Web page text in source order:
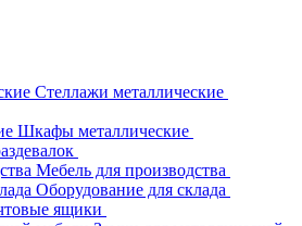
Стеллажи металлические
Шкафы металлические
Мебель для производства
Оборудование для склада
ящики